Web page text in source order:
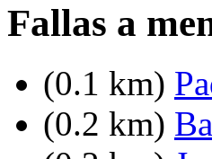
Fallas a
(0.1 km)
(0.2 km)